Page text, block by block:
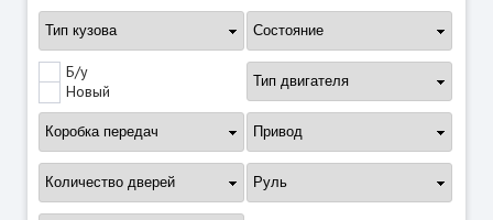
Б/у
Новый